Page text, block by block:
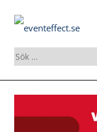
Sök
efter: